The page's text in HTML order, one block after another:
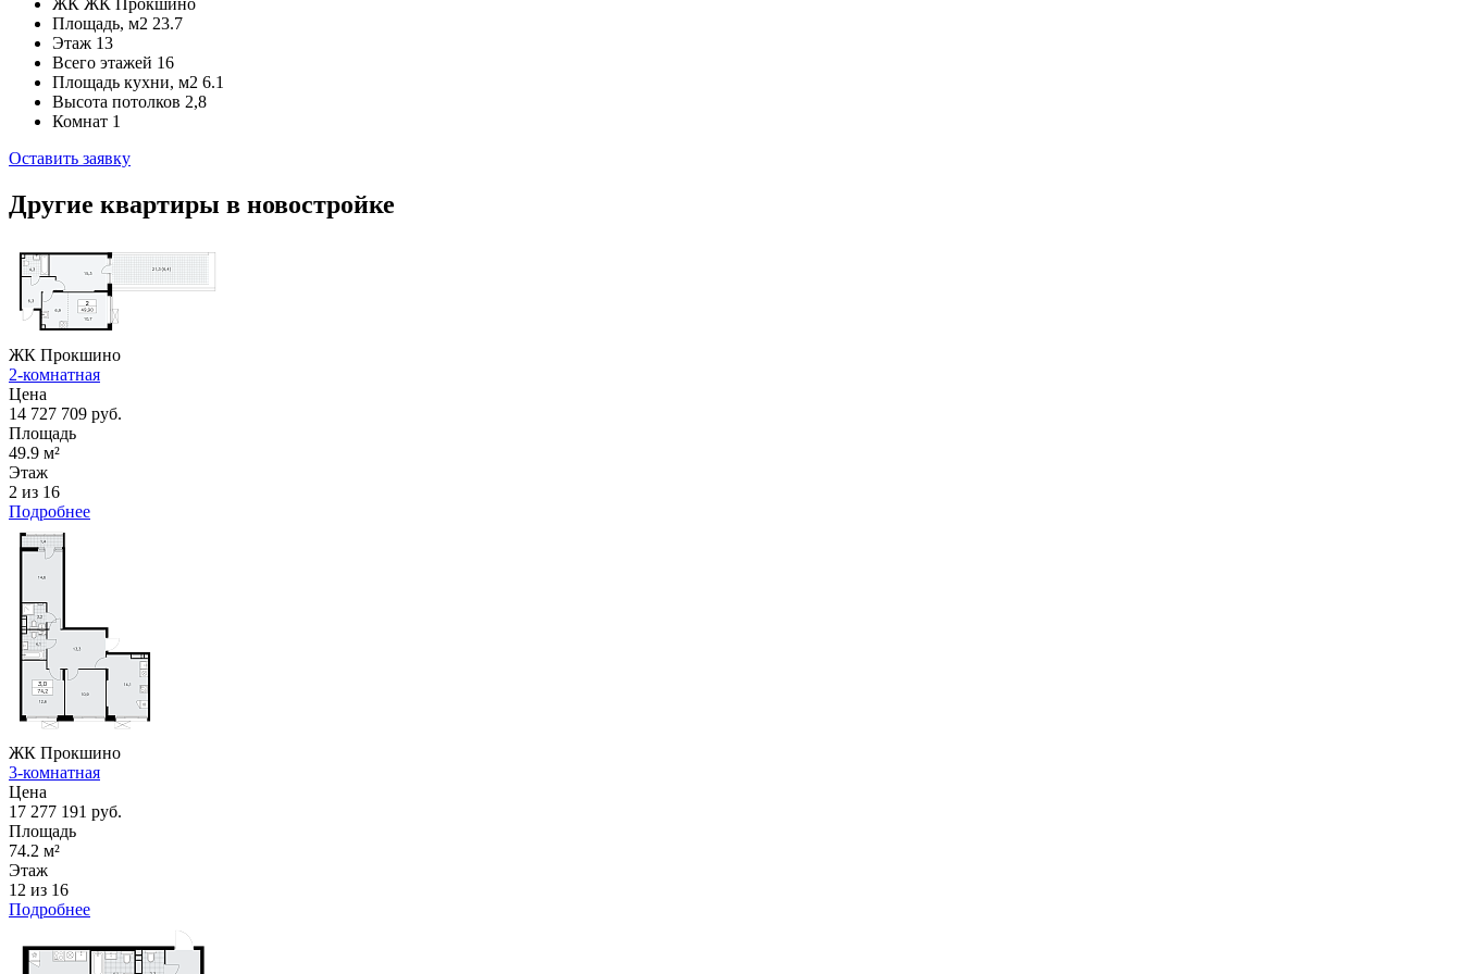
Площадь, м2 23.7
Этаж 13
Всего этажей 16
Площадь кухни, м2 6.1
Высота потолков 2,8
Комнат 1
Оставить заявку
Другие квартиры в новостройке
ЖК Прокшино
2-комнатная
Цена
14 727 709 руб.
Площадь
49.9 м²
Этаж
2 из 16
Подробнее
ЖК Прокшино
3-комнатная
Цена
17 277 191 руб.
Площадь
74.2 м²
Этаж
12 из 16
Подробнее